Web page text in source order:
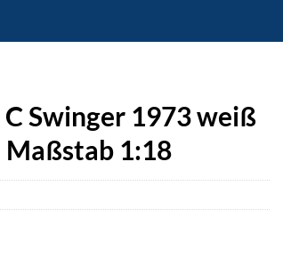
Swinger 1973 weiß
Maßstab 1:18